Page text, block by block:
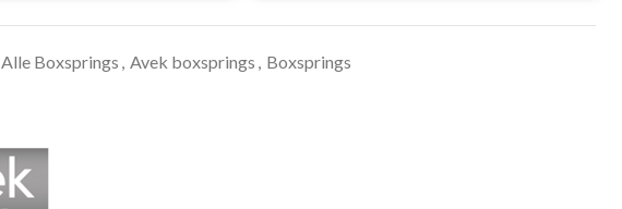
Alle Boxsprings , Avek boxsprings , Boxsprings